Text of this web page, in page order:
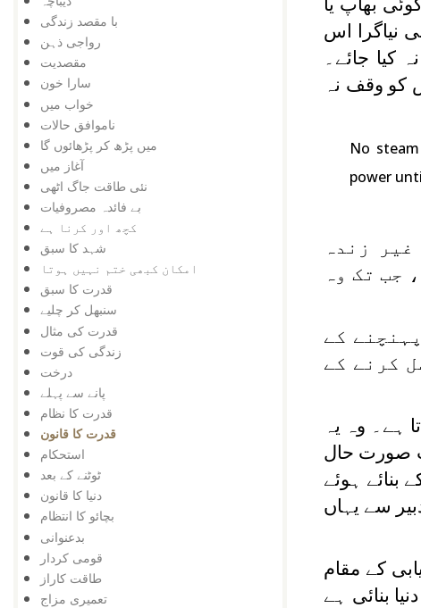
با مقصد زندگی
رواجی ذہن
مقصدیت
سارا خون
خواب میں
ناموافق حالات
میں پڑھ کر پڑھائوں گا
آغاز میں
نئی طاقت جاگ اٹھی
بے فائدہ مصروفیات
کچھ اور کرنا ہے
شہد کا سبق
امکان کبھی ختم نہیں ہوتا
قدرت کا سبق
سنبھل کر چلیے
قدرت کی مثال
زندگی کی قوت
درخت
پانے سے پہلے
قدرت کا نظام
قدرت کا قانون
استحکام
ٹوٹنے کے بعد
دنیا کا قانون
بچائو کا انتظام
بدعنوانی
قومی کردار
طاقت کاراز
تعمیری مزاج
بھاپ یا
نیاگرا اس
جائے۔
کو وقف نہ
No
power
زندہ
جب تک وہ
کے
کرنے کے
ہے۔ وہ یہ
صورت حال
بنائے ہوئے
سے یہاں
کے مقام
بنائی ہے